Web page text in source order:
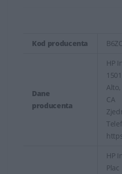
Kod producenta
Dane
producenta
HP
Alto,
HP